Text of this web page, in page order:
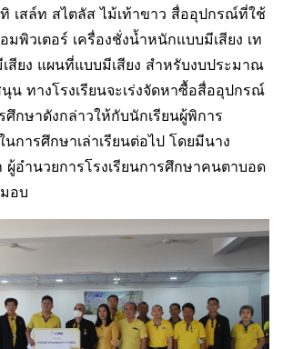
เสล์ท สไตลัส ไม้เท้าขาว สื่ออุปกรณ์ที่ใช้
พิวเตอร์ เครื่องชั่งน้ำหนักแบบมีเสียง เท
สียง แผนที่แบบมีเสียง สำหรับงบประมาณ
น ทางโรงเรียนจะเร่งจัดหาซื้อสื่ออุปกรณ์
ศึกษาดังกล่าวให้กับนักเรียนผู้พิการ
นการศึกษาเล่าเรียนต่อไป โดยมีนาง
อำนวยการโรงเรียนการศึกษาคนตาบอด
อบ